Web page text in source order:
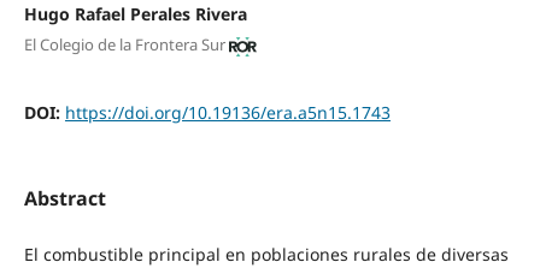
Hugo Rafael Perales Rivera
El Colegio de la Frontera Sur
DOI: https://doi.org/10.19136/era.a5n15.1743
Abstract
El combustible principal en poblaciones rurales de diversas